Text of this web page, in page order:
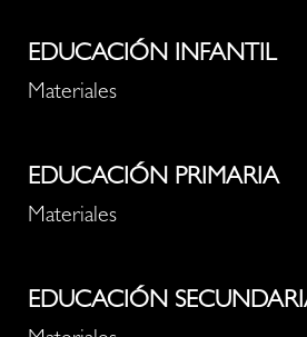
EDUCACIÓN INFANTIL
Materiales
EDUCACIÓN PRIMARIA
Materiales
EDUCACIÓN